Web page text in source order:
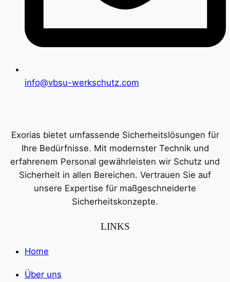
info@vbsu-werkschutz.com
Exorias bietet umfassende Sicherheitslösungen für
Ihre Bedürfnisse. Mit modernster Technik und
erfahrenem Personal gewährleisten wir Schutz und
Sicherheit in allen Bereichen. Vertrauen Sie auf
unsere Expertise für maßgeschneiderte
Sicherheitskonzepte.
LINKS
Home
Über uns